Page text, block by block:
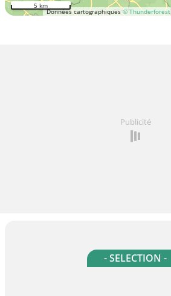
Données cartographiques© Thunderforest
5 km
Publicité
- SELECTION -